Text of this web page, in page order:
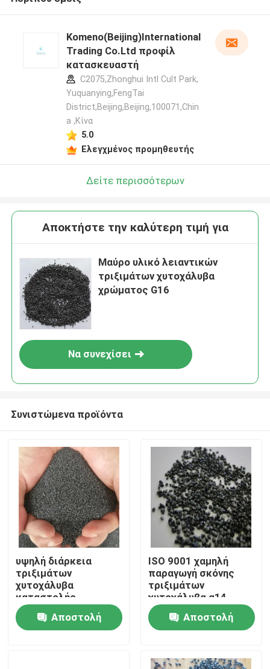
Σπίτι
Προϊόντα
Komeno(Beijing)International
Trading Co.Ltd προφίλ
κατασκευαστή
C2075,Zhonghui Intl Cult Park,
Yuquanying,FengTai
District,Beijing,Beijing,100071,Chin
a ,Κίνα
5.0
Ελεγχμένος προμηθευτής
Δείτε περισσότερων
Αποκτήστε την καλύτερη τιμή για
Μαύρο υλικό λειαντικών
τριξιμάτων χυτοχάλυβα
χρώματος G16
Να συνεχίσει
Συνιστώμενα προϊόντα
υψηλή διάρκεια
τριξιμάτων
χυτοχάλυβα
καταστολής
πυροβολισμών G12
Αποστολή
ISO 9001 χαμηλή
παραγωγή σκόνης
τριξιμάτων
χυτοχάλυβα g14
Αποστολή